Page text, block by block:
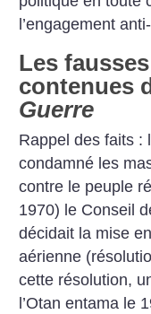
l’engagement
Les
contenues
Guerre
Rappel des faits :
condamné les
contre le peuple
1970) le Conseil
décidait la mise
aérienne
cette résolution,
l’Otan entama le